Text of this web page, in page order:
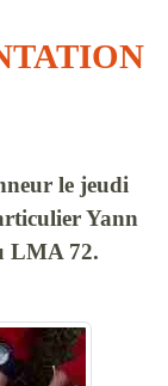
le jeudi
Yann
LMA 72.